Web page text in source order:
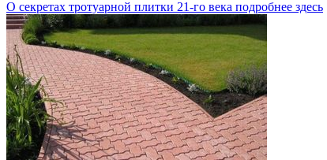
О секретах тротуарной плитки 21-го века подробнее здесь